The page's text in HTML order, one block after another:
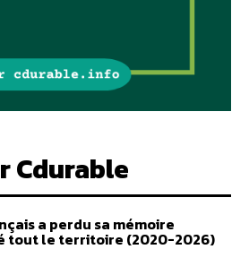
Cdurable
a perdu sa mémoire
tout le territoire (2020-2026)